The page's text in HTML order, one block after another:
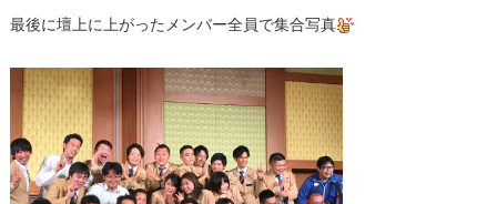
最後に壇上に上がったメンバー全員で集合写真